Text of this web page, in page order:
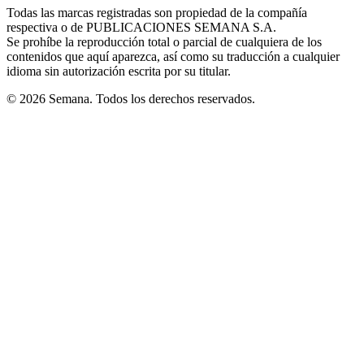
windowwindowwindow
new
window
Todas las marcas registradas son propiedad de la compañía
respectiva o de PUBLICACIONES SEMANA S.A.
Se prohíbe la reproducción total o parcial de cualquiera de los
contenidos que aquí aparezca, así como su traducción a cualquier
idioma sin autorización escrita por su titular.
© 2026 Semana. Todos los derechos reservados.